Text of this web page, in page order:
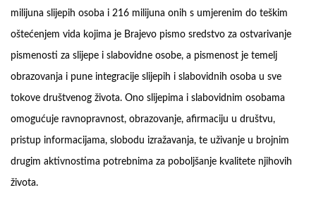
milijuna slijepih osoba i 216 milijuna onih s umjerenim do teškim
oštećenjem vida kojima je Brajevo pismo sredstvo za ostvarivanje
pismenosti za slijepe i slabovidne osobe, a pismenost je temelj
obrazovanja i pune integracije slijepih i slabovidnih osoba u sve
tokove društvenog života. Ono slijepima i slabovidnim osobama
omogućuje ravnopravnost, obrazovanje, afirmaciju u društvu,
pristup informacijama, slobodu izražavanja, te uživanje u brojnim
drugim aktivnostima potrebnima za poboljšanje kvalitete njihovih
života.